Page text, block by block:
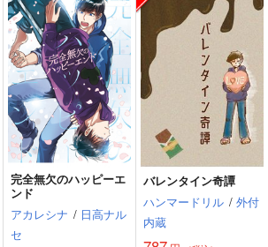
完全無欠のハッピーエ
ンド
アカレシナ / 日高ナル
セ
バレンタイン奇譚
ハンマードリル / 外付
内蔵